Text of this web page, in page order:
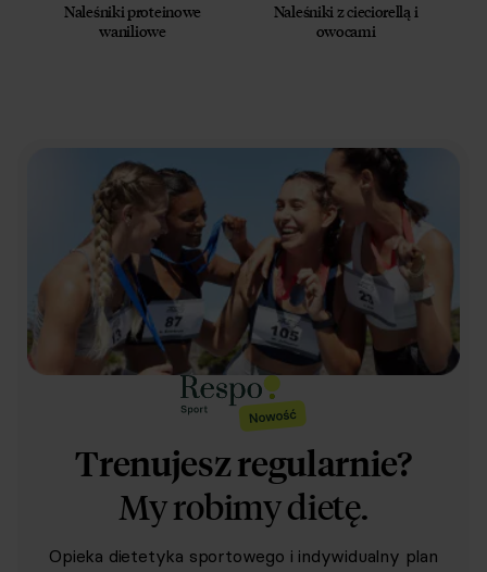
Naleśniki proteinowe
waniliowe
Naleśniki z cieciorellą i
owocami
Trenujesz regularnie?
My robimy dietę.
Opieka dietetyka sportowego i indywidualny plan